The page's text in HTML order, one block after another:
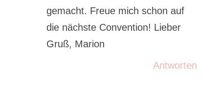
gemacht. Freue mich schon auf
die nächste Convention! Lieber
Gruß, Marion
Antworten